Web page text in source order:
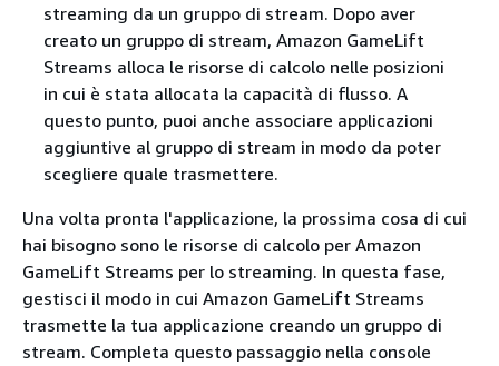
streaming da un gruppo di stream. Dopo aver
creato un gruppo di stream, Amazon GameLift
Streams alloca le risorse di calcolo nelle posizioni
in cui è stata allocata la capacità di flusso. A
questo punto, puoi anche associare applicazioni
aggiuntive al gruppo di stream in modo da poter
scegliere quale trasmettere.
Una volta pronta l'applicazione, la prossima cosa di cui
hai bisogno sono le risorse di calcolo per Amazon
GameLift Streams per lo streaming. In questa fase,
gestisci il modo in cui Amazon GameLift Streams
trasmette la tua applicazione creando un gruppo di
stream. Completa questo passaggio nella console